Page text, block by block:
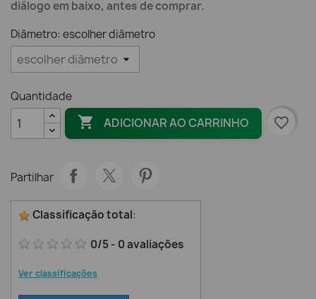
diálogo em baixo, antes de comprar.
Diâmetro: escolher diâmetro
Quantidade
 ADICIONAR AO CARRINHO favorite_border
Partilhar
Classificação total:
0/5- 0avaliações
Ver classificações